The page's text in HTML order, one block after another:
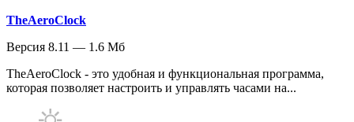
TheAeroClock
Версия 8.11 — 1.6 Мб
TheAeroClock - это удобная и функциональная программа,
которая позволяет настроить и управлять часами на...